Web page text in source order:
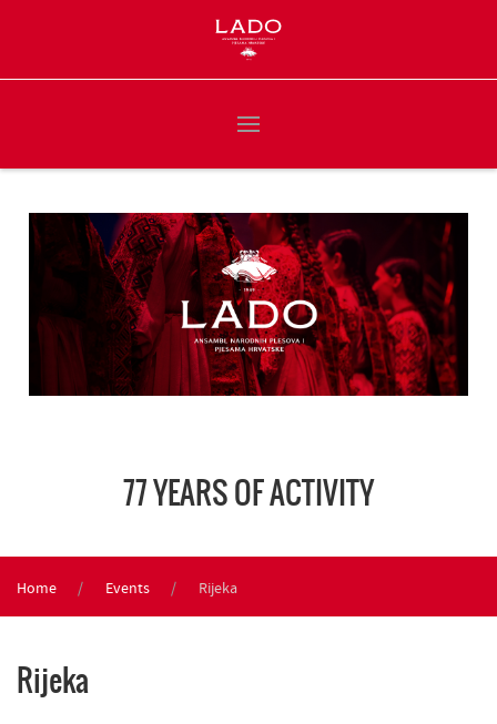
77 YEARS OF ACTIVITY
Home Events Rijeka
Rijeka